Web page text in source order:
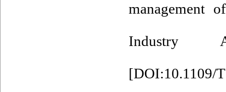
management
Industry
[DOI:10.1109/